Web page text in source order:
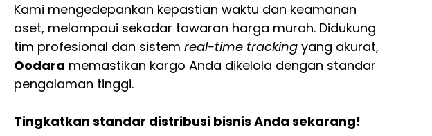
Kami mengedepankan kepastian waktu dan keamanan
aset, melampaui sekadar tawaran harga murah. Didukung
tim profesional dan sistem real-time tracking yang akurat,
Oodara memastikan kargo Anda dikelola dengan standar
pengalaman tinggi.
Tingkatkan standar distribusi bisnis Anda sekarang!